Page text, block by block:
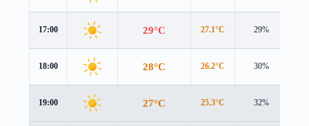
17:00 29°C 27.1°C 29%
18:00 28°C 26.2°C 30%
19:00 27°C 25.3°C 32%